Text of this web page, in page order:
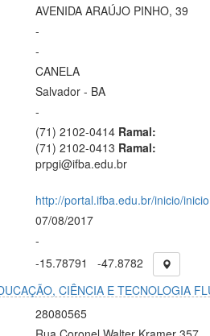
AVENIDA ARAÚJO PINHO, 39
-
-
CANELA
Salvador - BA
-
(71) 2102-0414 Ramal:
(71) 2102-0413 Ramal:
prpgi@ifba.edu.br
http://portal.ifba.edu.br/inicio/
07/08/2017
-
-15.78791
-47.8782
CIÊNCIA E TECNOLOGIA
28080565